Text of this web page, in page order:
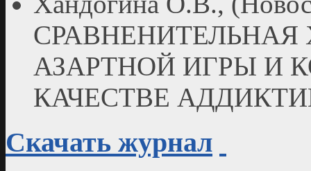
СРАВНЕНИТЕЛЬНАЯ
АЗАРТНОЙ ИГРЫ И
КАЧЕСТВЕ
Скачать журнал